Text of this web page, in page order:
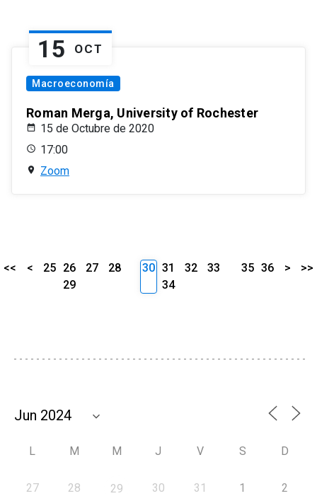
15 OCT
Macroeconomía
Roman Merga, University of Rochester
15 de Octubre de 2020
17:00
Zoom
<< < 25 26 27
28
29
30 31 32
33
34
35 36 > >>
L M M J V S D
27 28 29 30 31 1 2